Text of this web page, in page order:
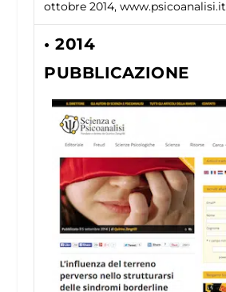
ottobre 2014, www.psicoanalisi.it
• 2014
PUBBLICAZIONE